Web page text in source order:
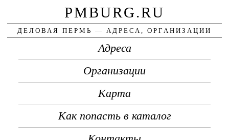
PMBURG.RU
ДЕЛОВАЯ ПЕРМЬ — АДРЕСА, ОРГАНИЗАЦИИ
Адреса
Организации
Карта
Как попасть в каталог